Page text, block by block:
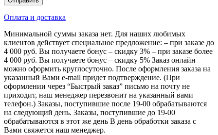
Оплата и доставка
Минимальной суммы заказа нет. Для наших любимых
клиентов действует специальное предложение: – при заказе до
4 000 руб. Вы получаете бонус – скидку 3% – при заказе более
4 000 руб. Вы получаете бонус – скидку 5% Заказ онлайн
можно оформить круглосуточно. После оформления заказа на
указанный Вами e-mail придет подтверждение. (При
оформлении через “Быстрый заказ” письмо на почту не
приходит, наш менеджер перезвонит на указанный вами
телефон.) Заказы, поступившие после 19-00 обрабатываются
на следующий день. Заказы, поступившие до 19-00
обрабатываются в этот же день В день обработки заказа с
Вами свяжется наш менеджер.